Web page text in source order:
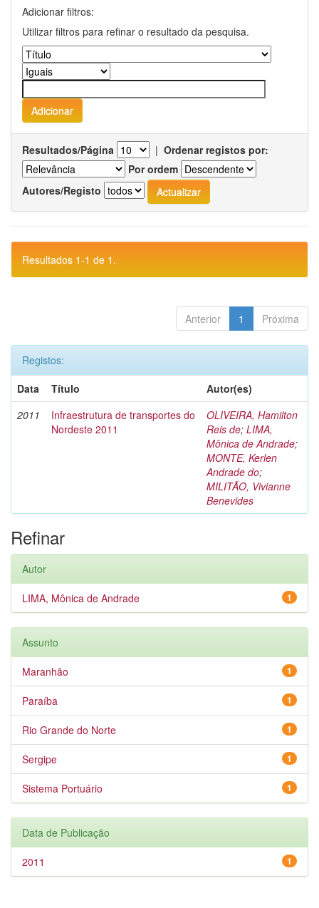
Adicionar filtros:
Utilizar filtros para refinar o resultado da pesquisa.
Resultados/Página | Ordenar registos por:
Por ordem
Autores/Registo
Resultados 1-1 de 1.
Anterior 1 Próxima
Registos:
Data
Título
Autor(es)
2011
Infraestrutura de transportes do
Nordeste 2011
OLIVEIRA, Hamilton
Reis de; LIMA,
Mônica de Andrade;
MONTE, Kerlen
Andrade do;
MILITÃO, Vivianne
Benevides
Refinar
Autor
1
LIMA, Mônica de Andrade
Assunto
1
Maranhão
1
Paraíba
1
Rio Grande do Norte
1
Sergipe
1
Sistema Portuário
Data de Publicação
1
2011